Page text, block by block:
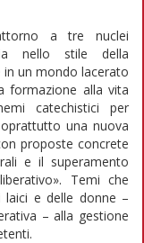
a tre nuclei
nello stile della
in un mondo lacerato
formazione alla vita
catechistici per
una nuova
proposte concrete
e il superamento
Temi che
laici e delle donne –
– alla gestione